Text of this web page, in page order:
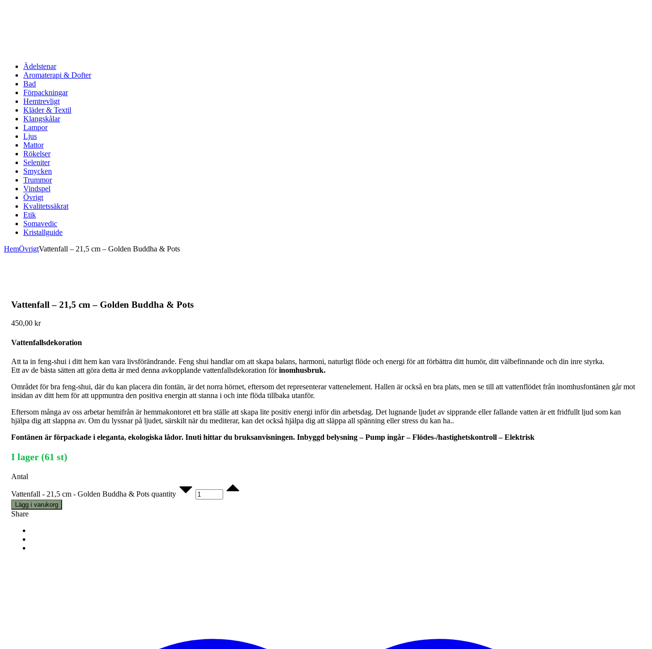
Ädelstenar
Aromaterapi & Dofter
Bad
Förpackningar
Hemtrevligt
Kläder & Textil
Klangskålar
Lampor
Ljus
Mattor
Rökelser
Seleniter
Smycken
Trummor
Vindspel
Övrigt
Kvalitetssäkrat
Etik
Somavedic
Kristallguide
HemÖvrigtVattenfall – 21,5 cm – Golden Buddha & Pots
Vattenfall – 21,5 cm – Golden Buddha & Pots
450,00 kr
Vattenfallsdekoration
Att ta in feng-shui i ditt hem kan vara livsförändrande. Feng shui handlar om att skapa balans, harmoni, naturligt flöde och energi för att förbättra ditt humör, ditt välbefinnande och din inre styrka.
Ett av de bästa sätten att göra detta är med denna avkopplande vattenfallsdekoration förinomhusbruk.
Området för bra feng-shui, där du kan placera din fontän, är det norra hörnet, eftersom det representerar vattenelement. Hallen är också en bra plats, men se till att vattenflödet från inomhusfontänen går mot
insidan av ditt hem för att uppmuntra den positiva energin att stanna i och inte flöda tillbaka utanför.
Eftersom många av oss arbetar hemifrån är hemmakontoret ett bra ställe att skapa lite positiv energi inför din arbetsdag. Det lugnande ljudet av sipprande eller fallande vatten är ett fridfullt ljud som kan
hjälpa dig att slappna av. Om du lyssnar på ljudet, särskilt när du mediterar, kan det också hjälpa dig att släppa all spänning eller stress du kan ha..
Fontänen är förpackade i eleganta, ekologiska lådor. Inuti hittar du bruksanvisningen. Inbyggd belysning – Pump ingår – Flödes-/hastighetskontroll – Elektrisk
I lager (61 st)
Antal
Vattenfall - 21,5 cm - Golden Buddha & Pots quantity
Lägg i varukorg
Share